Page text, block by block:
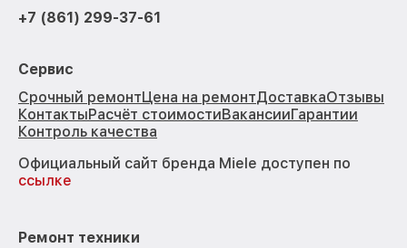
+7 (861) 299-37-61
Сервис
Срочный ремонтЦена на ремонтДоставкаОтзывы
КонтактыРасчёт стоимостиВакансииГарантии
Контроль качества
Официальный сайт бренда Miele доступен по
ссылке
Ремонт техники